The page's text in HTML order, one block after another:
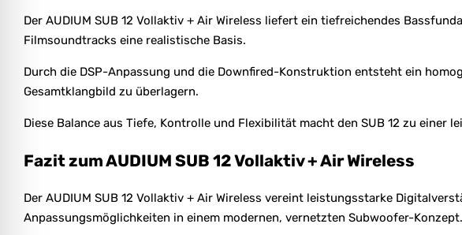
Der AUDIUM SUB 12 Vollaktiv + Air Wireless liefert ein tiefreichendes
Filmsoundtracks eine realistische Basis.
Durch die DSP-Anpassung und die Downfired-Konstruktion entsteht ein
Gesamtklangbild zu überlagern.
Diese Balance aus Tiefe, Kontrolle und Flexibilität macht den SUB 12 zu
Fazit zum AUDIUM SUB 12 Vollaktiv + Air Wireless
Der AUDIUM SUB 12 Vollaktiv + Air Wireless vereint leistungsstarke
Anpassungsmöglichkeiten in einem modernen, vernetzten Subwoofer-Konzept.